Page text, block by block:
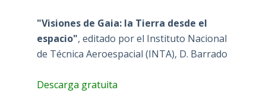
"Visiones de Gaia: la Tierra desde el
espacio", editado por el Instituto Nacional
de Técnica Aeroespacial (INTA), D. Barrado
Descarga gratuita